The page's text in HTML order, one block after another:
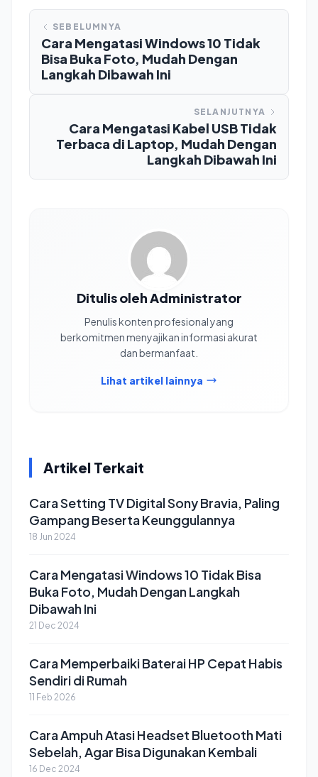
SEBELUMNYA
Cara Mengatasi Windows 10 Tidak
Bisa Buka Foto, Mudah Dengan
Langkah Dibawah Ini
SELANJUTNYA
Cara Mengatasi Kabel USB Tidak
Terbaca di Laptop, Mudah Dengan
Langkah Dibawah Ini
Ditulis oleh Administrator
Penulis konten profesional yang
berkomitmen menyajikan informasi akurat
dan bermanfaat.
Lihat artikel lainnya
Artikel Terkait
Cara Setting TV Digital Sony Bravia, Paling
Gampang Beserta Keunggulannya
18 Jun 2024
Cara Mengatasi Windows 10 Tidak Bisa
Buka Foto, Mudah Dengan Langkah
Dibawah Ini
21 Dec 2024
Cara Memperbaiki Baterai HP Cepat Habis
Sendiri di Rumah
11 Feb 2026
Cara Ampuh Atasi Headset Bluetooth Mati
Sebelah, Agar Bisa Digunakan Kembali
16 Dec 2024